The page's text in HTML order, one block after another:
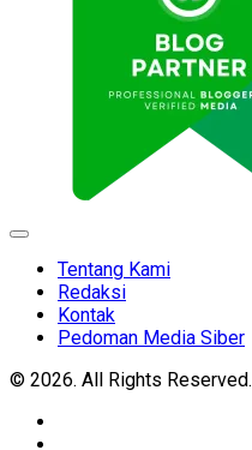
Expand
Tentang Kami
Redaksi
Kontak
Pedoman Media Siber
© 2026. All Rights Reserved.